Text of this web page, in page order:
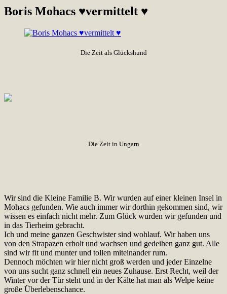
Boris Mohacs ♥vermittelt ♥
Die Zeit als Glückshund
Die Zeit in Ungarn
Wir sind die Kleine Familie B. Wir wurden auf einer kleinen Insel in
Mohacs gefunden. Wie auch immer wir dorthin gekommen sind, wir
wissen es einfach nicht mehr. Zum Glück wurden wir gefunden und
in das Tierheim gebracht.
Ich und meine ganzen Geschwister sind wohlauf. Wir haben uns
von den Strapazen erholt und wachsen und gedeihen ganz gut. Alle
sind wir fit und munter und tollen miteinander rum.
Dennoch möchten wir hier nicht groß werden und jeder Einzelne
von uns sucht ganz schnell ein neues Zuhause. Erst Recht, weil der
Winter vor der Tür steht und in der Kälte hat man als Welpe keine
große Überlebenschance.